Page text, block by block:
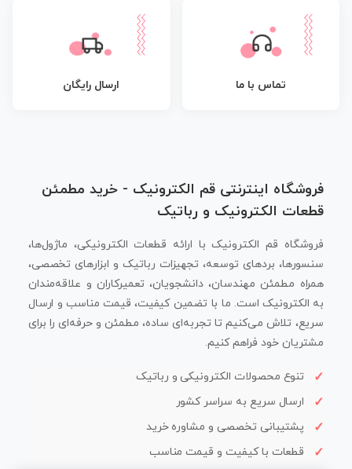
تماس با ما ارسال رایگان
فروشگاه اینترنتی قم الکترونیک - خرید مطمئن
قطعات الکترونیک و رباتیک
فروشگاه قم الکترونیک با ارائه قطعات الکترونیکی، ماژول‌ها،
سنسورها، بردهای توسعه، تجهیزات رباتیک و ابزارهای تخصصی،
همراه مطمئن مهندسان، دانشجویان، تعمیرکاران و علاقه‌مندان
به الکترونیک است. ما با تضمین کیفیت، قیمت مناسب و ارسال
سریع، تلاش می‌کنیم تا تجربه‌ای ساده، مطمئن و حرفه‌ای را برای
مشتریان خود فراهم کنیم.
تنوع محصولات الکترونیکی و رباتیک
ارسال سریع به سراسر کشور
پشتیبانی تخصصی و مشاوره خرید
قطعات با کیفیت و قیمت مناسب